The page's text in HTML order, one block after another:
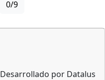
0/9
Desarrollado por Datalus